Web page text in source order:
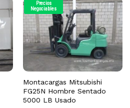
Precios
Negociables
Montacargas Mitsubishi
FG25N Hombre Sentado
5000 LB Usado